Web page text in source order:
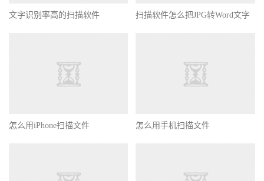
文字识别率高的扫描软件 扫描软件怎么把JPG转Word文字
怎么用iPhone扫描文件 怎么用手机扫描文件